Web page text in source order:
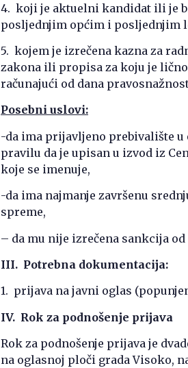
4. koji je aktuelni kandidat ili je
posljednjim općim i posljednjim
5. kojem je izrečena kazna za
zakona ili propisa za koju je
računajući od dana
Posebni uslovi:
-da ima prijavljeno prebivalište u
pravilu da je upisan u izvod iz
koje se imenuje,
-da ima najmanje završenu
spreme,
– da mu nije izrečena sankcija
III. Potrebna dokumentacija:
1. prijava na javni oglas
IV. Rok za podnošenje prijava
Rok za podnošenje prijava je
na oglasnoj ploči grada Visoko,